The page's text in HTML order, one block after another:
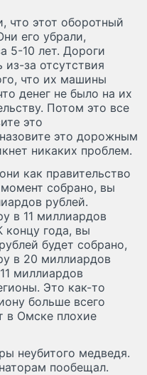
что этот оборотный
его убрали,
5-10 лет. Дороги
за отсутствия
что их машины
денег не было на их
Потом это все
это
это дорожным
никаких проблем.
как правительство
собрано, вы
рублей.
в 11 миллиардов
концу года, вы
будет собрано,
в 20 миллиардов
миллиардов
Это как-то
больше всего
в Омске плохие
неубитого медведя.
пообещал.